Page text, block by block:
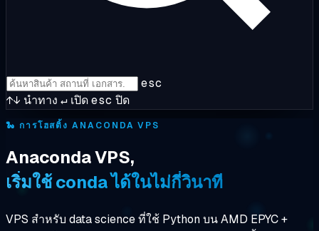
esc
↑↓ นำทาง ↵ เปิดesc ปิด
🐍 การโฮสติ้ง ANACONDA VPS
Anaconda VPS,
เริ่มใช้ conda ได้ในไม่กี่วินาที
VPS สำหรับ data science ที่ใช้ Python บน AMD EPYC +